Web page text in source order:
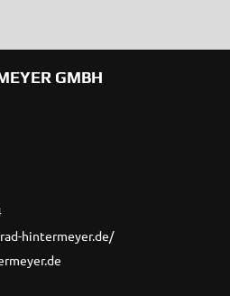
GMBH
hintermeyer.de/